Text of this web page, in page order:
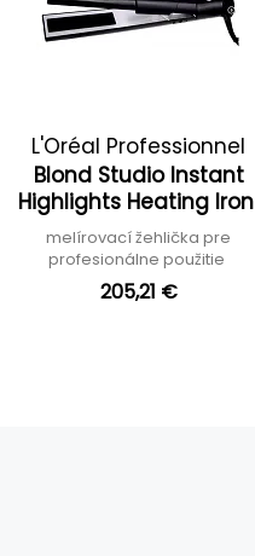
L'Oréal Professionnel
Blond Studio Instant
Highlights Heating Iron
melírovací žehlička pre
profesionálne použitie
205,21 €